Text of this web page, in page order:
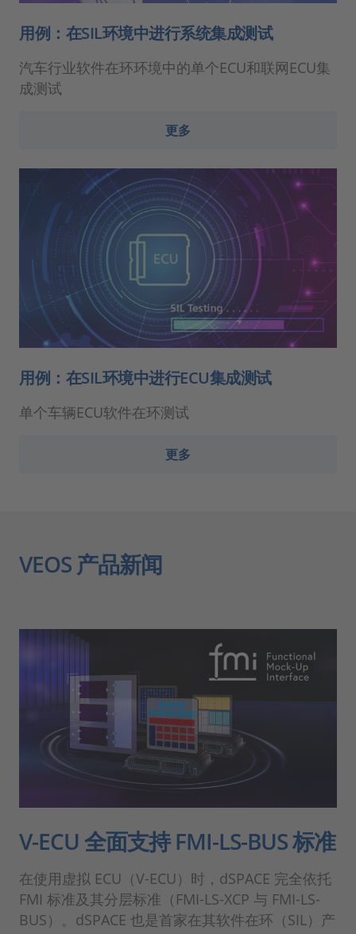
用例：在SIL环境中进行系统集成测试
汽车行业软件在环环境中的单个ECU和联网ECU集
成测试
更多
用例：在SIL环境中进行ECU集成测试
单个车辆ECU软件在环测试
更多
VEOS 产品新闻
V-ECU 全面支持 FMI-LS-BUS 标准
在使用虚拟 ECU（V-ECU）时，dSPACE 完全依托
FMI 标准及其分层标准（FMI-LS-XCP 与 FMI-LS-
BUS）。dSPACE 也是首家在其软件在环（SIL）产